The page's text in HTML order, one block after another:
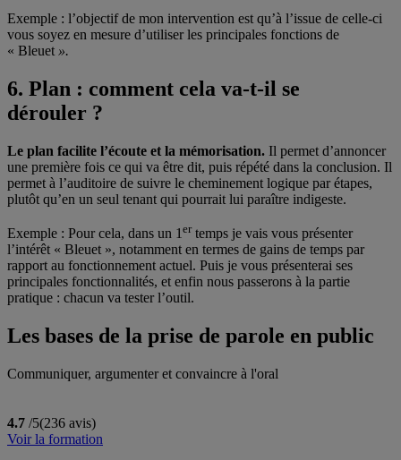
Exemple : l’objectif de mon intervention est qu’à l’issue de celle-ci
vous soyez en mesure d’utiliser les principales fonctions de
« Bleuet ».
6. Plan : comment cela va-t-il se
dérouler ?
Le plan facilite l’écoute et la mémorisation. Il permet d’annoncer
une première fois ce qui va être dit, puis répété dans la conclusion. Il
permet à l’auditoire de suivre le cheminement logique par étapes,
plutôt qu’en un seul tenant qui pourrait lui paraître indigeste.
Exemple : Pour cela, dans un 1 ertemps je vais vous présenter
l’intérêt « Bleuet », notamment en termes de gains de temps par
rapport au fonctionnement actuel. Puis je vous présenterai ses
principales fonctionnalités, et enfin nous passerons à la partie
pratique : chacun va tester l’outil.
Les bases de la prise de parole en public
Communiquer, argumenter et convaincre à l'oral
4.7 /5(236 avis)
Voir la formation